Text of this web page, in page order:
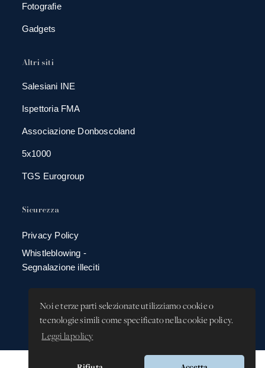
Noi e terze parti selezionate utilizziamo cookie o
tecnologie simili come specificato nella cookie policy.
Leggi la policy
Fotografie
Gadgets
Altri siti
Salesiani INE
Ispettoria FMA
Associazione Donboscoland
5x1000
TGS Eurogroup
Sicurezza
Privacy Policy
Whistleblowing -
Segnalazione illeciti